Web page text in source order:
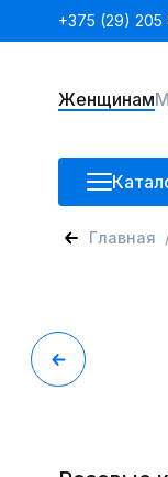
+375 (29)
Женщинам
Главная